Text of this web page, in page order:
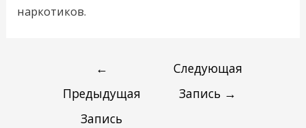
наркотиков.
←
Предыдущая
Запись
Следующая
Запись →